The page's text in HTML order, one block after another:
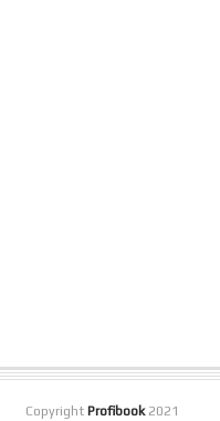
Copyright Profibook2021